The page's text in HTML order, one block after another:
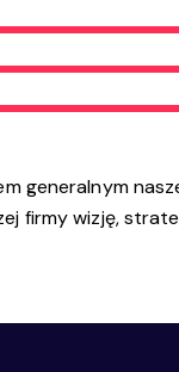
generalnym
firmy wizję,